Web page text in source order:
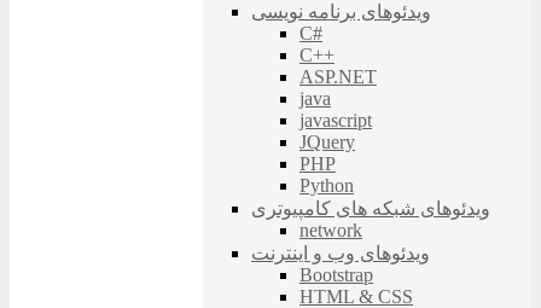
ویدئوهای برنامه نویسی
C#
C++
ASP.NET
java
javascript
JQuery
PHP
Python
ویدئوهای شبکه های کامپیوتری
network
ویدئوهای وب و اینترنت
Bootstrap
HTML & CSS